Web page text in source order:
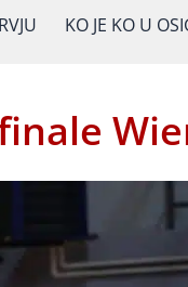
KO JE KO U